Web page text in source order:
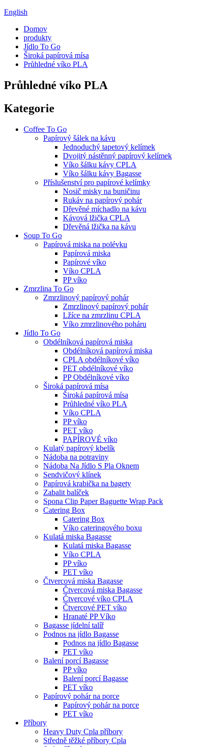
English
Domov
produkty
Jídlo To Go
Široká papírová mísa
Průhledné víko PLA
Průhledné víko PLA
Kategorie
Coffee To Go
Papírový šálek na kávu
Jednoduchý tapetový kelímek
Dvojitý nástěnný papírový kelímek
Víko šálku kávy CPLA
Víko šálku kávy Bagasse
Příslušenství pro papírové kelímky
Nosič misky na buničinu
Rukáv na papírový pohár
Dřevěné míchadlo na kávu
Kávová lžička CPLA
Dřevěná lžička na kávu
Soup To Go
Papírová miska na polévku
Papírová miska
Papírové víko
Víko CPLA
PP víko
Zmrzlina To Go
Zmrzlinový papírový pohár
Zmrzlinový papírový pohár
Lžíce na zmrzlinu CPLA
Víko zmrzlinového poháru
Jídlo To Go
Obdélníková papírová miska
Obdélníková papírová miska
CPLA obdélníkové víko
PET obdélníkové víko
PP Obdélníkové víko
Široká papírová mísa
Široká papírová mísa
Průhledné víko PLA
Víko CPLA
PP víko
PET víko
PAPÍROVÉ víko
Kulatý papírový kbelík
Nádoba na potraviny
Nádoba Na Jídlo S Pla Oknem
Sendvičový klínek
Papírová krabička na bagety
Zabalit balíček
Spona Clip Paper Baguette Wrap Pack
Catering Box
Catering Box
Víko cateringového boxu
Kulatá miska Bagasse
Kulatá miska Bagasse
Víko CPLA
PP víko
PET víko
Čtvercová miska Bagasse
Čtvercová miska Bagasse
Čtvercové víko CPLA
Čtvercové PET víko
Hranaté PP Víko
Bagasse jídelní talíř
Podnos na jídlo Bagasse
Podnos na jídlo Bagasse
PET víko
Balení porcí Bagasse
PP víko
Balení porcí Bagasse
PET víko
Papírový pohár na porce
Papírový pohár na porce
PET víko
Příbory
Heavy Duty Cpla příbory
Středně těžké příbory Cpla